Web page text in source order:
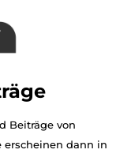
Beiträge von
erscheinen dann in